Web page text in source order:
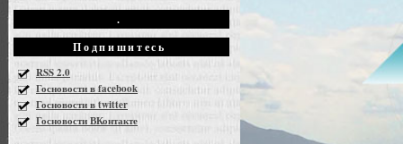
.
Подпишитесь
RSS 2.0
Госновости в facebook
Госновости в twitter
Госновости ВКонтакте